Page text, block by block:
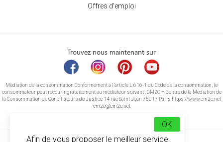
Offres d'emploi
Trouvez nous maintenant sur
Médiation de la consommation Conformément à l’article L.616-1 du Code de la consommation, le
consommateur peut recourir gratuitement au médiateur suivant : CM2C – Centre de la Médiation de
la Consommation de Conciliateurs de Justice 14 rue Saint Jean 75017 Paris https://www.cm2c.net
cm2c@cm2c.net
Afin de vous proposer le meilleur service
OK